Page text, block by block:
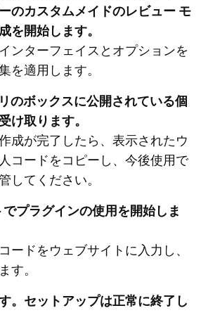
のカスタムメイドのレビュー モ
を開始します。
ンターフェイスとオプションを
を適用します。
のボックスに公開されている個
け取ります。
成が完了したら、表示されたウ
コードをコピーし、今後使用で
してください。
プラグインの使用を開始しま
ードをウェブサイトに入力し、
す。
。セットアップは正常に終了し